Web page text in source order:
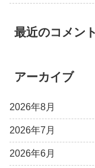
最近のコメント
アーカイブ
2026年8月
2026年7月
2026年6月